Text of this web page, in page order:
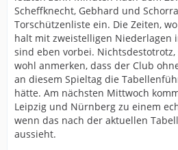
Scheffknecht, Gebhard und
Torschützenliste ein. Die Zeiten,
halt mit zweistelligen Niederlagen
sind eben vorbei.
wohl anmerken, dass der Club
an diesem Spieltag die
hätte. Am nächsten Mittwoch
Leipzig und Nürnberg zu einem
wenn das nach der aktuellen
aussieht.